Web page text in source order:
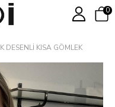
0
DESENLİ KISA GÖMLEK